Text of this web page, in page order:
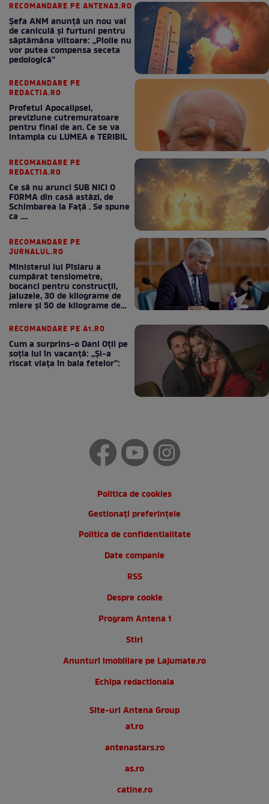
RECOMANDARE PE ANTENA3.RO
Șefa ANM anunță un nou val
de caniculă și furtuni pentru
săptămâna viitoare: „Ploile nu
vor putea compensa seceta
pedologică”
RECOMANDARE PE
REDACTIA.RO
Profetul Apocalipsei,
previziune cutremuratoare
pentru final de an. Ce se va
intampla cu LUMEA e TERIBIL
RECOMANDARE PE
REDACTIA.RO
Ce să nu arunci SUB NICI O
FORMA din casă astăzi, de
Schimbarea la Față . Se spune
ca ....
RECOMANDARE PE
JURNALUL.RO
Ministerul lui Pîslaru a
cumpărat tensiometre,
bocanci pentru construcții,
jaluzele, 30 de kilograme de
miere și 50 de kilograme de
RECOMANDARE PE A1.RO
Cum a surprins-o Dani Oțil pe
soția lui în vacanță: „Și-a
riscat viața în baia fetelor”:
Politica de cookies
Gestionați preferințele
Politica de confidentialitate
Date companie
RSS
Despre cookie
Program Antena 1
Stiri
Anunturi imobiliare pe Lajumate.ro
Echipa redactionala
Site-uri Antena Group
a1.ro
antenastars.ro
as.ro
catine.ro